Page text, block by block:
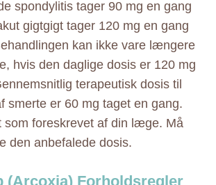
spondylitis tager 90 mg en gang
gigtgigt tager 120 mg en gang
kan ikke vare længere
hvis den daglige dosis er 120 mg
terapeutisk dosis til
smerte er 60 mg taget en gang.
som foreskrevet af din læge. Må
den anbefalede dosis.
(Arcoxia) Forholdsregler